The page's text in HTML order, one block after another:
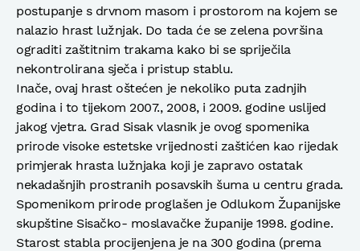
postupanje s drvnom masom i prostorom na kojem se
nalazio hrast lužnjak. Do tada će se zelena površina
ograditi zaštitnim trakama kako bi se spriječila
nekontrolirana sječa i pristup stablu.
Inače, ovaj hrast oštećen je nekoliko puta zadnjih
godina i to tijekom 2007., 2008, i 2009. godine uslijed
jakog vjetra. Grad Sisak vlasnik je ovog spomenika
prirode visoke estetske vrijednosti zaštićen kao rijedak
primjerak hrasta lužnjaka koji je zapravo ostatak
nekadašnjih prostranih posavskih šuma u centru grada.
Spomenikom prirode proglašen je Odlukom Županijske
skupštine Sisačko- moslavačke županije 1998. godine.
Starost stabla procijenjena je na 300 godina (prema